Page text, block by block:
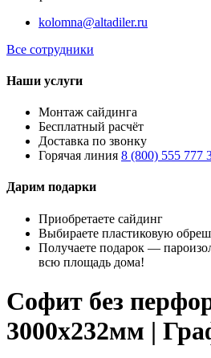
kolomna@altadiler.ru
Все сотрудники
Наши услуги
Монтаж сайдинга
Бесплатный расчёт
Доставка по звонку
Горячая линия 8 (800) 555 777
Дарим подарки
Приобретаете сайдинг
Выбираете пластиковую
Получаете подарок —
всю площадь дома!
Софит без
3000х232мм |